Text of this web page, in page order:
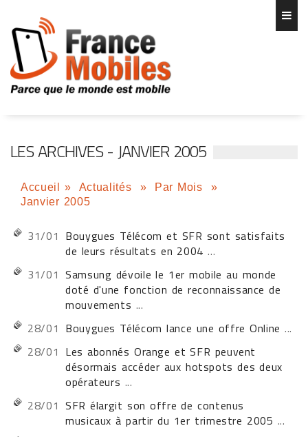
LES ARCHIVES - JANVIER 2005
Accueil » Actualités » Par Mois
»
Janvier 2005
31/01 Bouygues Télécom et SFR sont satisfaits
de leurs résultats en 2004 ...
31/01 Samsung dévoile le 1er mobile au monde
doté d'une fonction de reconnaissance de
mouvements ...
28/01 Bouygues Télécom lance une offre Online ...
28/01 Les abonnés Orange et SFR peuvent
désormais accéder aux hotspots des deux
opérateurs ...
28/01 SFR élargit son offre de contenus
musicaux à partir du 1er trimestre 2005 ...